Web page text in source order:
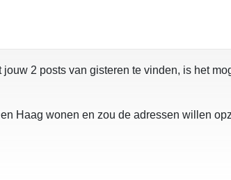
2 posts van gisteren te vinden, is het
Haag wonen en zou de adressen willen